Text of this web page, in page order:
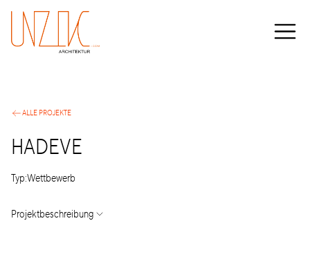
ALLE PROJEKTE
HADEVE
Typ:Wettbewerb
Projektbeschreibung